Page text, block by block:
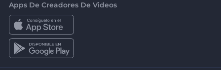
Apps De Creadores De Videos